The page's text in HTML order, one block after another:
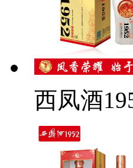
西凤酒